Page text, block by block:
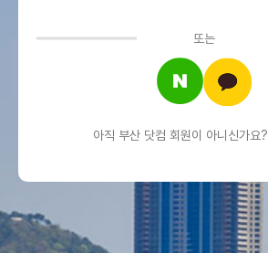
또는
아직 부산 닷컴 회원이 아니신가요?